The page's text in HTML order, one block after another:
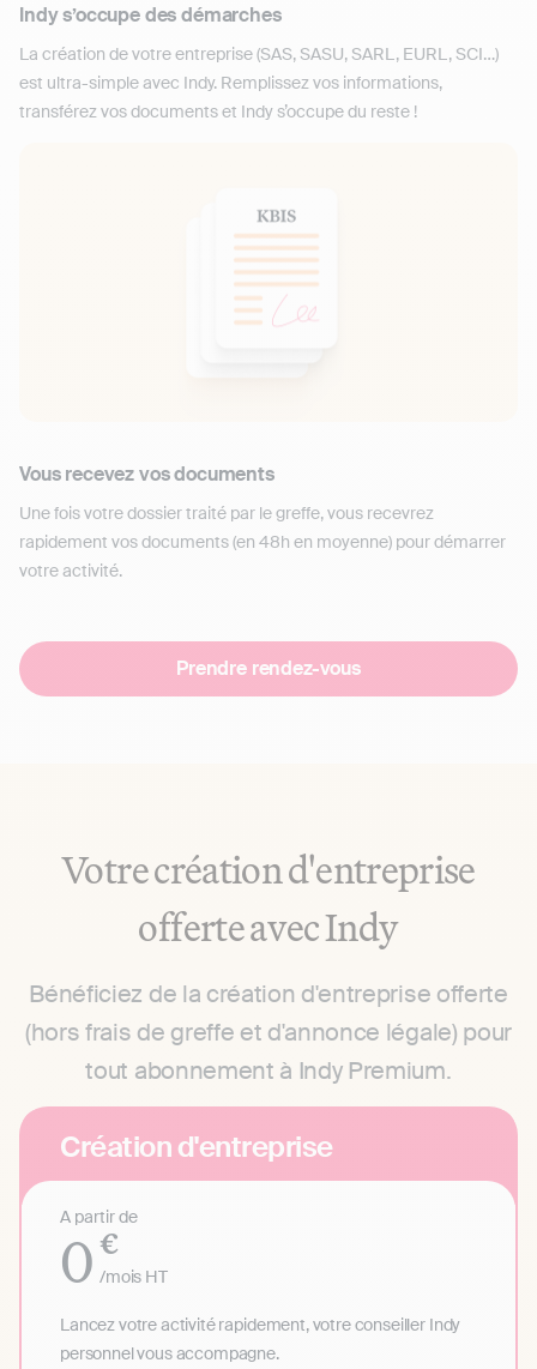
Indy s’occupe des démarches
La création de votre entreprise (SAS, SASU, SARL, EURL, SCI…)
est ultra-simple avec Indy. Remplissez vos informations,
transférez vos documents et Indy s’occupe du reste !
Vous recevez vos documents
Une fois votre dossier traité par le greffe, vous recevrez
rapidement vos documents (en 48h en moyenne) pour démarrer
votre activité.
Prendre rendez-vous
Votre création d'entreprise
offerte avec Indy
Bénéficiez de la création d'entreprise offerte
(hors frais de greffe et d'annonce légale) pour
tout abonnement à Indy Premium.
Création d'entreprise
A partir de
0 €
/mois HT
Lancez votre activité rapidement, votre conseiller Indy
personnel vous accompagne.